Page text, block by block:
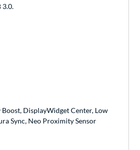
3.0.
Boost, DisplayWidget Center, Low
Sync, Neo Proximity Sensor